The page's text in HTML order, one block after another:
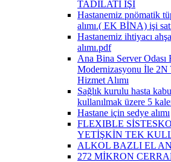
TADILATI İŞİ
Hastanemiz pnömatik
alımı.( EK BİNA) işi
Hastanemiz ihtiyacı
alımı.pdf
Ana Bina Server Odası
Modernizasyonu İle 2N
Hizmet Alımı
Sağlık kurulu hasta
kullanılmak üzere 5
Hastane için sedye alımı
FLEXIBLE
YETİŞKİN TEK
ALKOL BAZLI EL
272 MİKRON